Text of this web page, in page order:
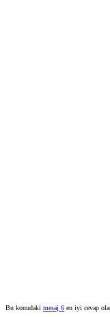
Bu konudaki mesaj 6 en iyi cevap